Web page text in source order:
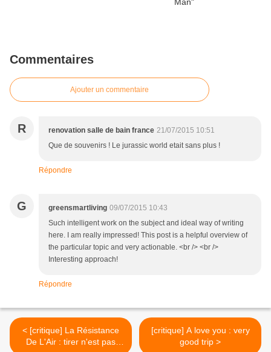
Commentaires
Ajouter un commentaire
R renovation salle de bain france 21/07/2015 10:51
Que de souvenirs ! Le jurassic world etait sans plus !
Répondre
G greensmartliving 09/07/2015 10:43
Such intelligent work on the subject and ideal way of writing
here. I am really impressed! This post is a helpful overview of
the particular topic and very actionable. <br /> <br />
Interesting approach!
Répondre
< [critique] La Résistance
De L'Air : tirer n'est pas
[critique] A love you : very
good trip >